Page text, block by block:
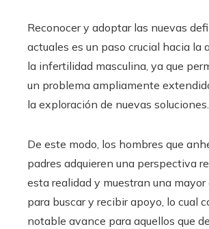
Reconocer y adoptar las nuevas
actuales es un paso crucial hacia la
la infertilidad masculina, ya que
un problema ampliamente
la exploración de nuevas soluciones.
De este modo, los hombres que
padres adquieren una perspectiva
esta realidad y muestran una
para buscar y recibir apoyo, lo cual
notable avance para aquellos que